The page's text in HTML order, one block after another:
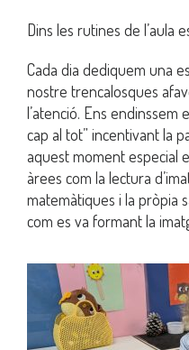
Dins les rutines de l’aula
Cada dia dediquem una
nostre trencalosques
l’atenció. Ens endinssem
cap al tot” incentivant la
aquest moment especial
àrees com la lectura
matemàtiques i la pròpia
com es va formant la